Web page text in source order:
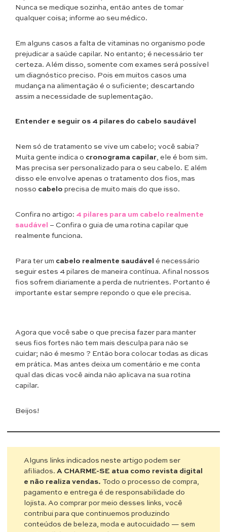
Nunca se medique sozinha, então antes de tomar
qualquer coisa; informe ao seu médico.
Em alguns casos a falta de vitaminas no organismo pode
prejudicar a saúde capilar. No entanto; é necessário ter
certeza. Além disso, somente com exames será possível
um diagnóstico preciso. Pois em muitos casos uma
mudança na alimentação é o suficiente; descartando
assim a necessidade de suplementação.
Entender e seguir os 4 pilares do cabelo saudável
Nem só de tratamento se vive um cabelo; você sabia?
Muita gente indica o cronograma capilar, ele é bom sim.
Mas precisa ser personalizado para o seu cabelo. E além
disso ele envolve apenas o tratamento dos fios, mas
nosso cabelo precisa de muito mais do que isso.
Confira no artigo: 4 pilares para um cabelo realmente
saudável
– Confira o guia de uma rotina capilar que
realmente funciona.
Para ter um cabelo realmente saudável é necessário
seguir estes 4 pilares de maneira contínua. Afinal nossos
fios sofrem diariamente a perda de nutrientes. Portanto é
importante estar sempre repondo o que ele precisa.
Agora que você sabe o que precisa fazer para manter
seus fios fortes não tem mais desculpa para não se
cuidar; não é mesmo ? Então bora colocar todas as dicas
em prática. Mas antes deixa um comentário e me conta
qual das dicas você ainda não aplicava na sua rotina
capilar.
Beijos!
Alguns links indicados neste artigo podem ser
afiliados.A CHARME-SE atua como revista digital
e não realiza vendas. Todo o processo de compra,
pagamento e entrega é de responsabilidade do
lojista. Ao comprar por meio desses links, você
contribui para que continuemos produzindo
conteúdos de beleza, moda e autocuidado — sem